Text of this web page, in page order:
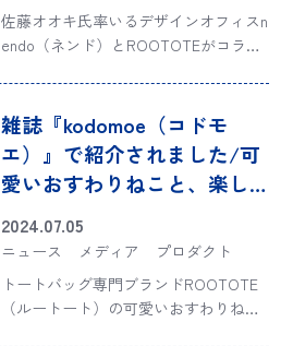
佐藤オオキ氏率いるデザインオフィスn
endo（ネンド）とROOTOTEがコラボ
endo ruck-tote（リュックトート）」
のセカンドモデル。働 […]
雑誌『kodomoe（コドモ
エ）』で紹介されました/可
愛いおすわりねこと、楽し
でも、ほっこり癒してくれ
るトートとポーチ♡
2024.07.05
ニュース メディア
プロダクト
トートバッグ専門ブランドROOTOTE
（ルートート）の可愛いおすわりねこ